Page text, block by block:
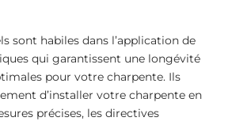
sont habiles dans l’application de
qui garantissent une longévité
pour votre charpente. Ils
d’installer votre charpente en
précises, les directives